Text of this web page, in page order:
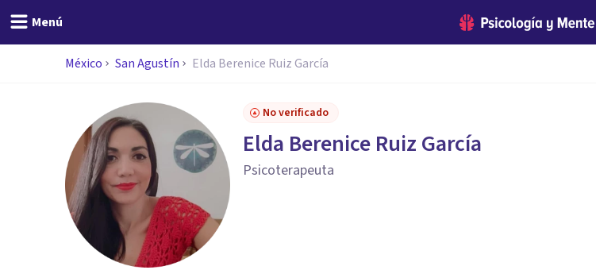
Menú
México San Agustín Elda Berenice Ruiz García
No verificado
Elda Berenice Ruiz García
Psicoterapeuta